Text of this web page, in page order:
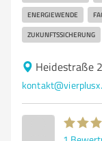
ENERGIEWENDE
ZUKUNFTSSICHERUNG
Heidestraße